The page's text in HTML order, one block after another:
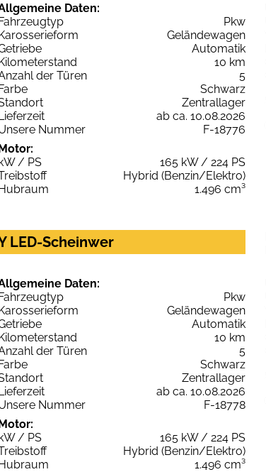
Daten:
Pkw
Geländewagen
Automatik
10 km
der Türen
5
Schwarz
Zentrallager
ab ca. 10.08.2026
Nummer
F-18776
/ PS
165 kW / 224 PS
Hybrid (Benzin/Elektro)
1.496 cm³
LED-Scheinwer
Daten:
Pkw
Geländewagen
Automatik
10 km
der Türen
5
Schwarz
Zentrallager
ab ca. 10.08.2026
Nummer
F-18778
/ PS
165 kW / 224 PS
Hybrid (Benzin/Elektro)
1.496 cm³